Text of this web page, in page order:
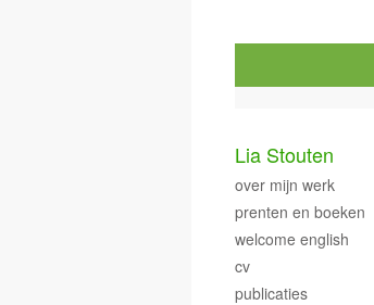
Lia Stouten
over mijn werk
prenten en boeken
welcome english
cv
publicaties